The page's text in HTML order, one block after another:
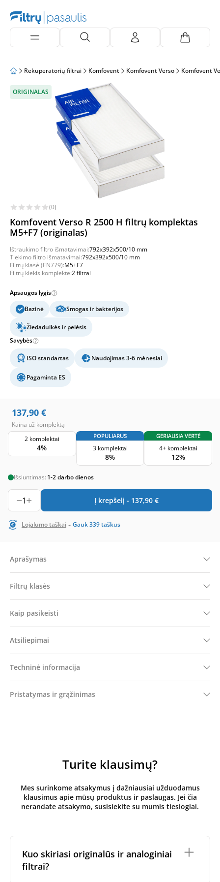
Rekuperatorių filtrai Komfovent Komfovent Verso Komfovent
ORIGINALAS
(0)
Komfovent Verso R 2500 H filtrų komplektas
M5+F7 (originalas)
Ištraukimo filtro išmatavimai:792x392x500/10 mm
Tiekimo filtro išmatavimai:792x392x500/10 mm
Filtrų klasė (EN779):M5+F7
Filtrų kiekis komplekte:2 filtrai
Apsaugos lygis
Bazinė
Smogas ir bakterijos
Žiedadulkės ir pelėsis
Savybės
ISO standartas Naudojimas 3-6 mėnesiai
Pagaminta ES
137,90 €
Kaina už komplektą
2 komplektai
4%
POPULIARUS
3 komplektai
8%
GERIAUSIA VERTĖ
4+ komplektai
12%
Išsiuntimas: 1-2 darbo dienos
1 Į krepšelį - 137,90 €
Lojalumo taškai - Gauk339taškus
Aprašymas
Filtrų klasės
Kaip pasikeisti
Atsiliepimai
Techninė informacija
Pristatymas ir grąžinimas
Turite klausimų?
Mes surinkome atsakymus į dažniausiai užduodamus
klausimus apie mūsų produktus ir paslaugas. Jei čia
nerandate atsakymo, susisiekite su mumis tiesiogiai.
Kuo skiriasi originalūs ir analoginiai
filtrai?